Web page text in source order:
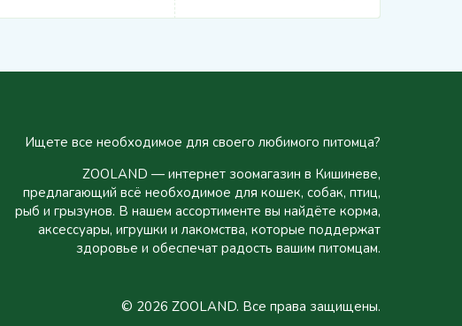
Ищете все необходимое для своего любимого питомца?
ZOOLAND — интернет зоомагазин в Кишиневе,
предлагающий всё необходимое для кошек, собак, птиц,
рыб и грызунов. В нашем ассортименте вы найдёте корма,
аксессуары, игрушки и лакомства, которые поддержат
здоровье и обеспечат радость вашим питомцам.
© 2026 ZOOLAND. Все права защищены.